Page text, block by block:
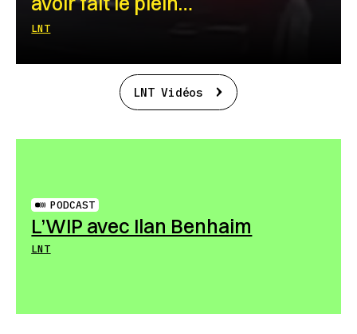
LNT
LNT Vidéos
PODCAST
L’WIP avec Ilan Benhaim
LNT